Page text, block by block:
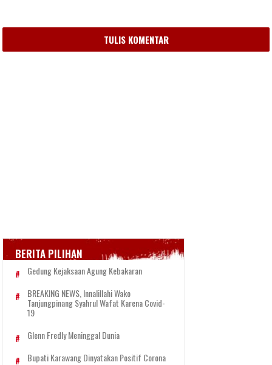
TULIS KOMENTAR
BERITA PILIHAN
Gedung Kejaksaan Agung Kebakaran
BREAKING NEWS, Innalillahi Wako
Tanjungpinang Syahrul Wafat Karena Covid-
19
Glenn Fredly Meninggal Dunia
Bupati Karawang Dinyatakan Positif Corona